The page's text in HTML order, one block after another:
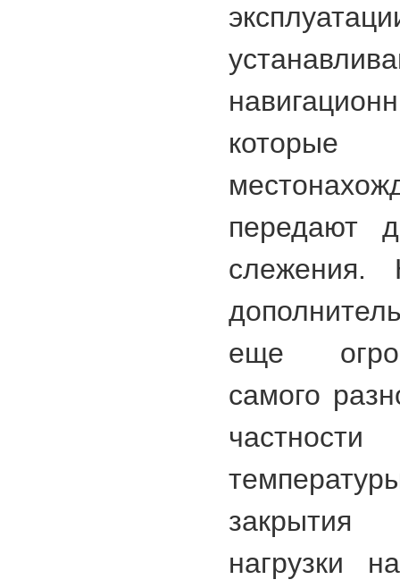
передают
еще
самого
закрытия
нагрузки